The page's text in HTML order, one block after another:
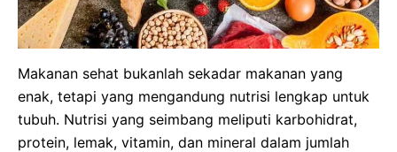
Makanan sehat bukanlah sekadar makanan yang
enak, tetapi yang mengandung nutrisi lengkap untuk
tubuh. Nutrisi yang seimbang meliputi karbohidrat,
protein, lemak, vitamin, dan mineral dalam jumlah